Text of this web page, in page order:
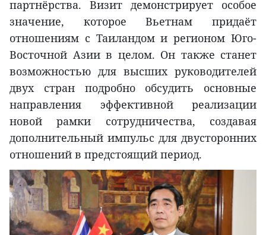
партнёрства. Визит демонстрирует особое
значение, которое Вьетнам придаёт
отношениям с Таиландом и регионом Юго-
Восточной Азии в целом. Он также станет
возможностью для высших руководителей
двух стран подробно обсудить основные
направления эффективной реализации
новой рамки сотрудничества, создавая
дополнительный импульс для двусторонних
отношений в предстоящий период.